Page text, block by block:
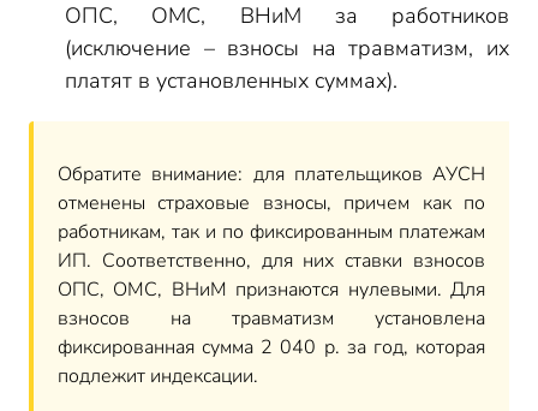
ОПС, ОМС, ВНиМ за работников
(исключение – взносы на травматизм, их
платят в установленных суммах).
Обратите внимание: для плательщиков АУСН
отменены страховые взносы, причем как по
работникам, так и по фиксированным платежам
ИП. Соответственно, для них ставки взносов
ОПС, ОМС, ВНиМ признаются нулевыми. Для
взносов на травматизм установлена
фиксированная сумма 2 040 р. за год, которая
подлежит индексации.